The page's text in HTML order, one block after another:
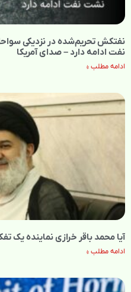
نفتکش تحریم‌شده در نزدیکی
نفت ادامه دارد – صدای آمریکا
ادامه مطلب »
آیا محمد باقر خرازی نماینده یک
ادامه مطلب »